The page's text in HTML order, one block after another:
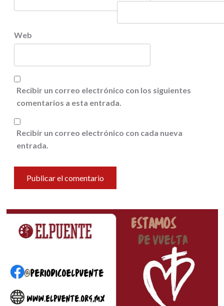
Web
Recibir un correo electrónico con los siguientes
comentarios a esta entrada.
Recibir un correo electrónico con cada nueva
entrada.